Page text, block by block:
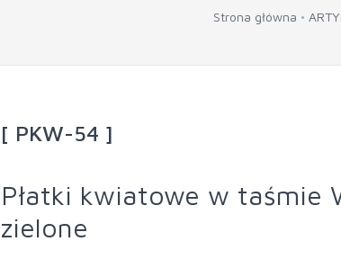
Strona główna
[ PKW-54 ]
Płatki kwiatowe w taśmie
zielone